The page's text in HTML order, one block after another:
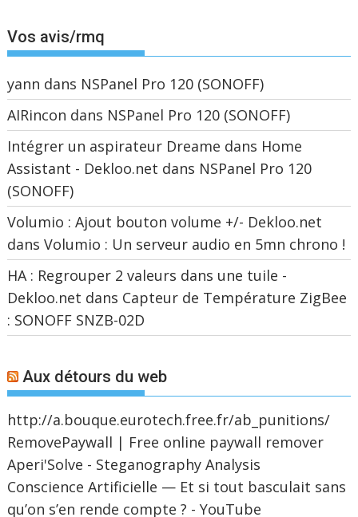
Vos avis/rmq
yann dans NSPanel Pro 120 (SONOFF)
AIRincon dans NSPanel Pro 120 (SONOFF)
Intégrer un aspirateur Dreame dans Home
Assistant - Dekloo.net dans NSPanel Pro 120
(SONOFF)
Volumio : Ajout bouton volume +/- Dekloo.net
dansVolumio : Un serveur audio en 5mn chrono !
HA : Regrouper 2 valeurs dans une tuile -
Dekloo.net dans Capteur de Température ZigBee
: SONOFF SNZB-02D
Aux détours du web
http://a.bouque.eurotech.free.fr/ab_punitions/
RemovePaywall | Free online paywall remover
Aperi'Solve - Steganography Analysis
Conscience Artificielle — Et si tout basculait sans
qu’on s’en rende compte ? - YouTube